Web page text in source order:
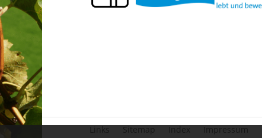
Links Sitemap Index Impressum